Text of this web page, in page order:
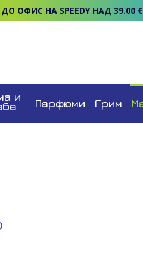
ОФИС НА SPEEDY НАД 39.00 €
и
Парфюми Грим